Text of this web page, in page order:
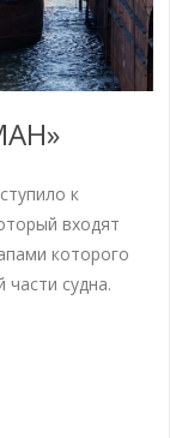
к
входят
которого
судна.